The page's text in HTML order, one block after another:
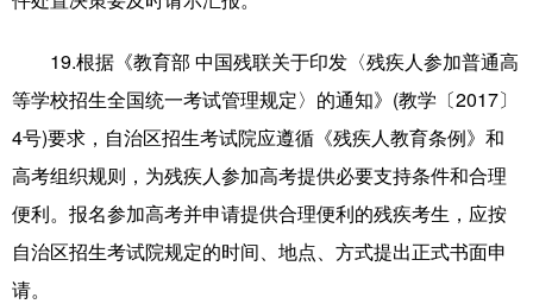
19.根据《教育部 中国残联关于印发〈残疾人参加普通高
等学校招生全国统一考试管理规定〉的通知》(教学〔2017〕
4号)要求，自治区招生考试院应遵循《残疾人教育条例》和
高考组织规则，为残疾人参加高考提供必要支持条件和合理
便利。报名参加高考并申请提供合理便利的残疾考生，应按
自治区招生考试院规定的时间、地点、方式提出正式书面申
请。